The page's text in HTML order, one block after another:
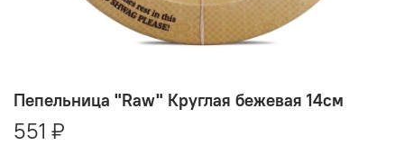
Пепельница "Raw" Круглая бежевая 14см
551 ₽